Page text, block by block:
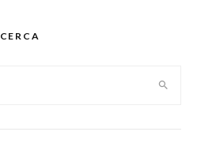
CERCA